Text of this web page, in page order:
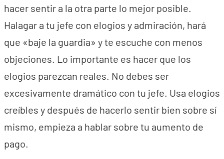
hacer sentir a la otra parte lo mejor posible.
Halagar a tu jefe con elogios y admiración, hará
que «baje la guardia» y te escuche con menos
objeciones. Lo importante es hacer que los
elogios parezcan reales. No debes ser
excesivamente dramático con tu jefe. Usa elogios
creíbles y después de hacerlo sentir bien sobre sí
mismo, empieza a hablar sobre tu aumento de
pago.